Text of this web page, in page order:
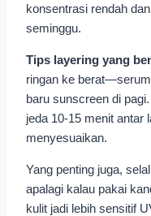
konsentrasi rendah
seminggu.
Tips layering yang
ringan ke
baru sunscreen di
jeda 10-15 menit antar
menyesuaikan.
Yang penting juga,
apalagi kalau pakai
kulit jadi lebih sensitif